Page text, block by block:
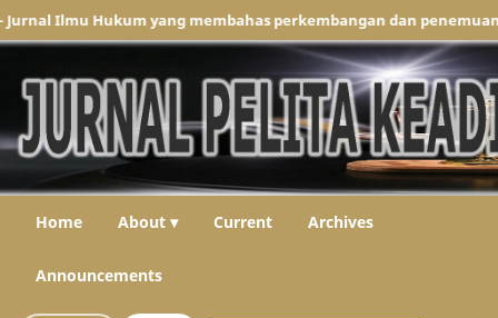
Hukum yang membahas perkembangan dan penemuan
Home About ▾ Current Archives
Announcements